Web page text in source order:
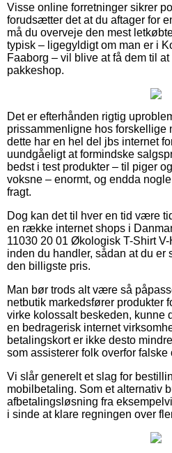
Visse online forretninger sikrer
forudsætter det at du aftager for
må du overveje den mest
typisk – ligegyldigt om man er i
Faaborg – vil blive at få dem til
pakkeshop.
Det er efterhånden rigtig
prissammenligne hos forskellige
dette har en hel del jbs internet
uundgåeligt at formindske
bedst i test produkter – til piger
voksne – enormt, og endda
fragt.
Dog kan det til hver en tid være
en række internet shops i
11030 20 01 Økologisk T-Shirt
inden du handler, sådan at du er
den billigste pris.
Man bør trods alt være så
netbutik markedsfører produkter
virke kolossalt beskeden, kunne
en bedragerisk internet
betalingskort er ikke desto
som assisterer folk overfor falske
Vi slår generelt et slag for
mobilbetaling. Som et alternativ
afbetalingsløsning fra
i sinde at klare regningen over